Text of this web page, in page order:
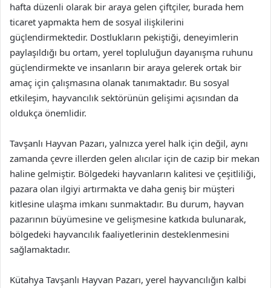
hafta düzenli olarak bir araya gelen çiftçiler, burada hem
ticaret yapmakta hem de sosyal ilişkilerini
güçlendirmektedir. Dostlukların pekiştiği, deneyimlerin
paylaşıldığı bu ortam, yerel topluluğun dayanışma ruhunu
güçlendirmekte ve insanların bir araya gelerek ortak bir
amaç için çalışmasına olanak tanımaktadır. Bu sosyal
etkileşim, hayvancılık sektörünün gelişimi açısından da
oldukça önemlidir.
Tavşanlı Hayvan Pazarı, yalnızca yerel halk için değil, aynı
zamanda çevre illerden gelen alıcılar için de cazip bir mekan
haline gelmiştir. Bölgedeki hayvanların kalitesi ve çeşitliliği,
pazara olan ilgiyi artırmakta ve daha geniş bir müşteri
kitlesine ulaşma imkanı sunmaktadır. Bu durum, hayvan
pazarının büyümesine ve gelişmesine katkıda bulunarak,
bölgedeki hayvancılık faaliyetlerinin desteklenmesini
sağlamaktadır.
Kütahya Tavşanlı Hayvan Pazarı, yerel hayvancılığın kalbi